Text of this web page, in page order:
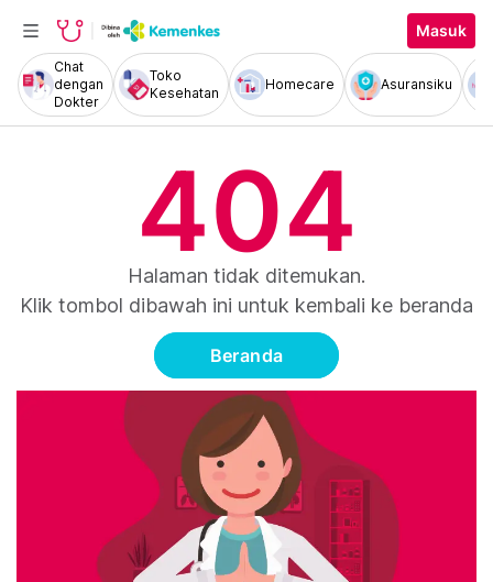
Masuk
Chat
dengan
Dokter
Toko
Kesehatan
Homecare Asuransiku
404
Halaman tidak ditemukan.
Klik tombol dibawah ini untuk kembali ke beranda
Beranda